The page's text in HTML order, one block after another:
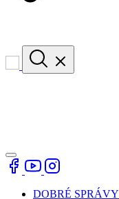
DOBRÉ SPRÁVY